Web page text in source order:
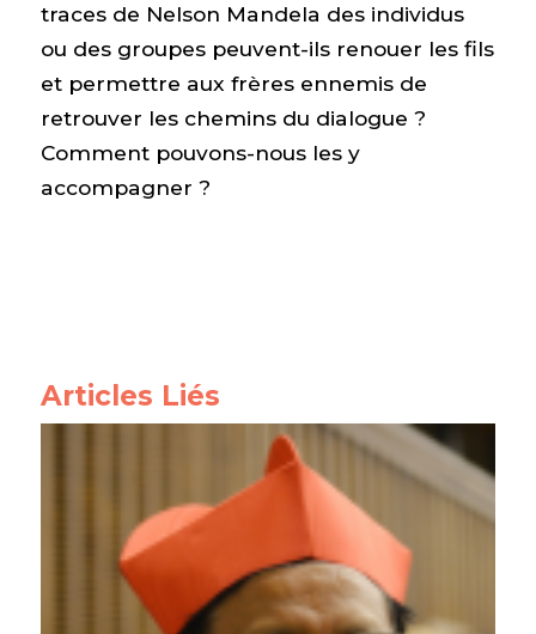
traces de Nelson Mandela des individus
ou des groupes peuvent-ils renouer les fils
et permettre aux frères ennemis de
retrouver les chemins du dialogue ?
Comment pouvons-nous les y
accompagner ?
Articles Liés